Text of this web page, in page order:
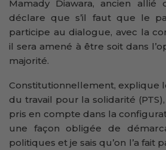
Mamady Diawara, ancien allié
déclare que s’il faut que le
participe au dialogue, avec la
il sera amené à être soit dans
majorité.
Constitutionnellement, explique
du travail pour la solidarité (PTS),
pris en compte dans la
une façon obligée de
politiques et je sais qu’on l’a fait